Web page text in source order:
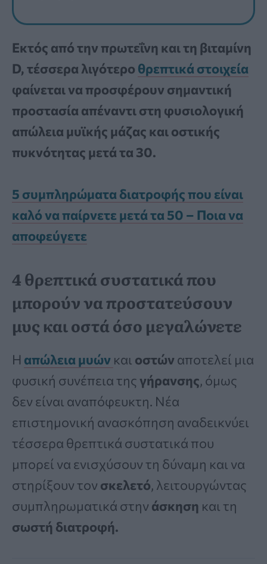
Εκτός από την πρωτεΐνη και τη βιταμίνη
D, τέσσερα λιγότερο θρεπτικά στοιχεία
φαίνεται να προσφέρουν σημαντική
προστασία απέναντι στη φυσιολογική
απώλεια μυϊκής μάζας και οστικής
πυκνότητας μετά τα 30.
5 συμπληρώματα διατροφής που είναι
καλό να παίρνετε μετά τα 50 – Ποια να
αποφεύγετε
4 θρεπτικά συστατικά που
μπορούν να προστατεύσουν
μυς και οστά όσο μεγαλώνετε
Η απώλεια μυών και οστών αποτελεί μια
φυσική συνέπεια τηςγήρανσης, όμως
δεν είναι αναπόφευκτη. Νέα
επιστημονική ανασκόπηση αναδεικνύει
τέσσερα θρεπτικά συστατικά που
μπορεί να ενισχύσουν τη δύναμη και να
στηρίξουν τον σκελετό, λειτουργώντας
συμπληρωματικά στην άσκηση και τη
σωστή διατροφή.